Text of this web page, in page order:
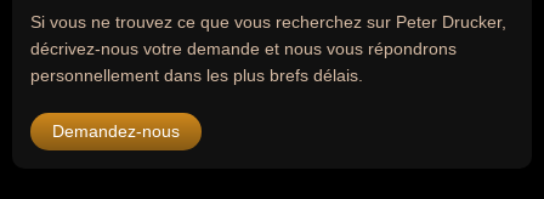
Si vous ne trouvez ce que vous recherchez sur Peter Drucker,
décrivez-nous votre demande et nous vous répondrons
personnellement dans les plus brefs délais.
Demandez-nous